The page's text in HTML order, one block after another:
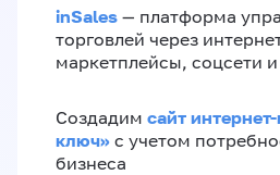
inSales — платформа
торговлей через
маркетплейсы, соцсети
Создадим сайт
ключ» с учетом
бизнеса